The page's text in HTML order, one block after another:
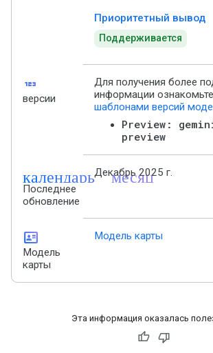
Приоритетный вывод
Поддерживается
123
версии
Для получения более
информации
шаблонами версий
Preview:
preview
календарь_месяц
Последнее
обновление
Декабрь 2025 г.
id_card
Модель
карты
Модель карты
Эта информация оказалась